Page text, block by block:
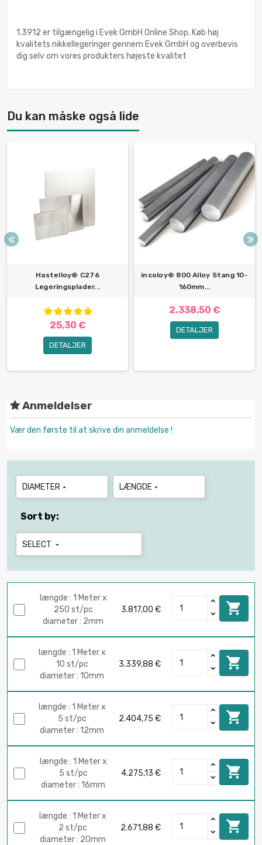
1.3912 er tilgængelig i Evek GmbH Online Shop. Køb høj
kvalitets nikkellegeringer gennem Evek GmbH og overbevis
dig selv om vores produkters højeste kvalitet
Du kan måske også lide
Hastelloy® C276
Legeringsplader...
25,30 €
DETALJER
incoloy® 800 Alloy Stang 10-
160mm...
2.338,50 €
DETALJER
Anmeldelser
Vær den første til at skrive din anmeldelse !
DIAMETER  LÆNGDE 
Sort by:
SELECT 
længde : 1 Meter x
250 st/pc
diameter : 2mm
3.817,00 € 
længde : 1 Meter x
10 st/pc
diameter : 10mm
3.339,88 € 
længde : 1 Meter x
5 st/pc
diameter : 12mm
2.404,75 € 
længde : 1 Meter x
5 st/pc
diameter : 16mm
4.275,13 € 
længde : 1 Meter x
2 st/pc
diameter : 20mm
2.671,88 € 